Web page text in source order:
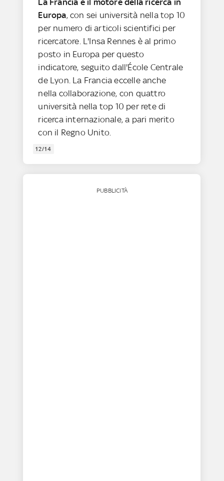
Europa, con sei università nella top 10
per numero di articoli scientifici per
ricercatore. L'Insa Rennes è al primo
posto in Europa per questo
indicatore, seguito dall'École Centrale
de Lyon. La Francia eccelle anche
nella collaborazione, con quattro
università nella top 10 per rete di
ricerca internazionale, a pari merito
con il Regno Unito.
12/14
PUBBLICITÀ